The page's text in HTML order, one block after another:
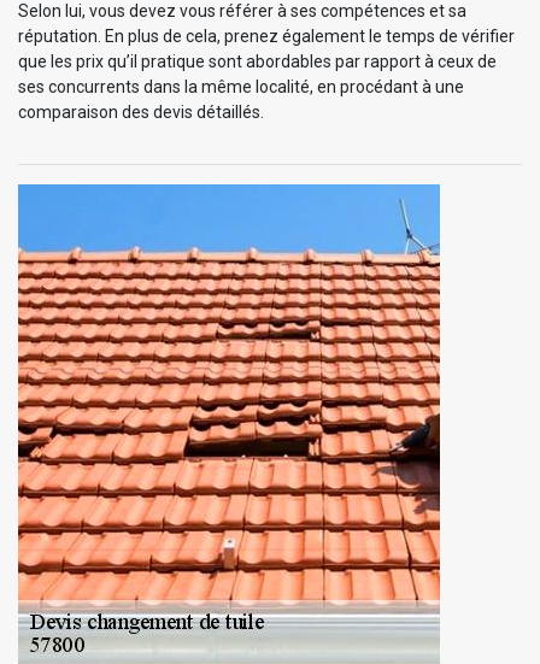
Selon lui, vous devez vous référer à ses compétences et sa
réputation. En plus de cela, prenez également le temps de vérifier
que les prix qu’il pratique sont abordables par rapport à ceux de
ses concurrents dans la même localité, en procédant à une
comparaison des devis détaillés.